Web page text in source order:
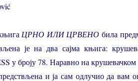
ЦРНО ИЛИ ЦРВЕНО била
је на два сајма књига:
у броју 78. Наравно на
и ја сам одлучио да вам